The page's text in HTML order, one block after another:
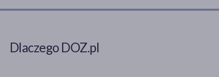
Dlaczego DOZ.pl